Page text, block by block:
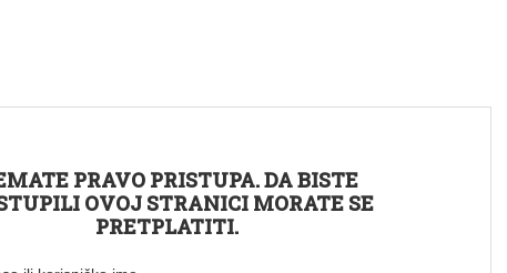
PRAVO PRISTUPA. DA BISTE
OVOJ STRANICI MORATE SE
PRETPLATITI.